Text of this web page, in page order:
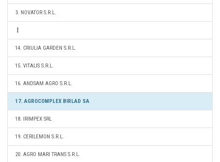
3. NOVATOR S.R.L.
14. CRIULIA GARDEN S.R.L.
15. VITALIS S.R.L.
16. ANDSAM AGRO S.R.L.
17. AGROCOMPLEX BIRLAD SA
18. IRIMPEX SRL
19. CERILEMON S.R.L.
20. AGRO MARI TRANS S.R.L.